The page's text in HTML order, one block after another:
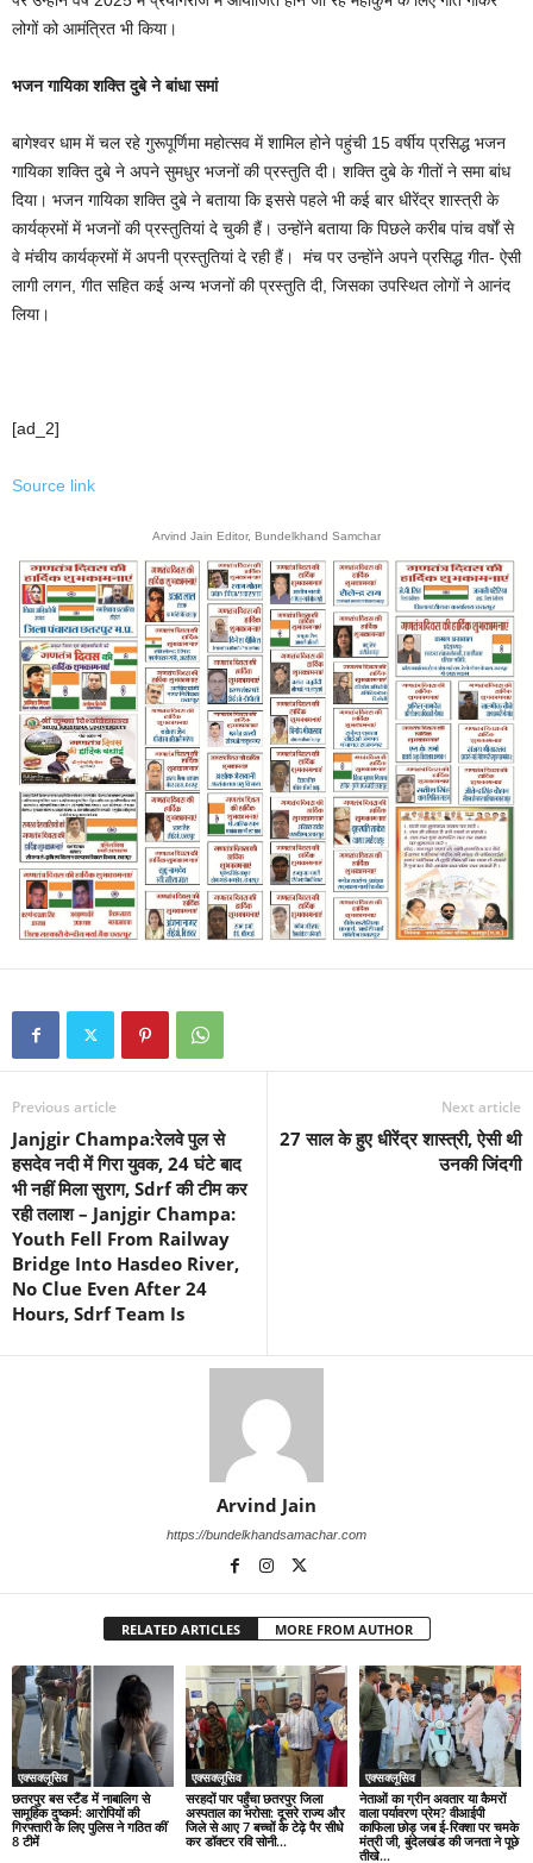
लोगों को आमंत्रित भी किया।
भजन गायिका शक्ति दुबे ने बांधा समां
बागेश्वर धाम में चल रहे गुरूपूर्णिमा महोत्सव में शामिल होने पहुंची 15 वर्षीय प्रसिद्ध भजन
गायिका शक्ति दुबे ने अपने सुमधुर भजनों की प्रस्तुति दी। शक्ति दुबे के गीतों ने समा बांध
दिया। भजन गायिका शक्ति दुबे ने बताया कि इससे पहले भी कई बार धीरेंद्र शास्त्री के
कार्यक्रमों में भजनों की प्रस्तुतियां दे चुकी हैं। उन्होंने बताया कि पिछले करीब पांच वर्षों से
वे मंचीय कार्यक्रमों में अपनी प्रस्तुतियां दे रही हैं। मंच पर उन्होंने अपने प्रसिद्ध गीत- ऐसी
लागी लगन, गीत सहित कई अन्य भजनों की प्रस्तुति दी, जिसका उपस्थित लोगों ने आनंद
लिया।
[ad_2]
Source link
Arvind Jain Editor, Bundelkhand Samchar
Previous article
Janjgir Champa:रेलवे पुल से
हसदेव नदी में गिरा युवक, 24 घंटे बाद
भी नहीं मिला सुराग, Sdrf की टीम कर
रही तलाश – Janjgir Champa:
Youth Fell From Railway
Bridge Into Hasdeo River,
No Clue Even After 24
Hours, Sdrf Team Is
Next article
27 साल के हुए धीरेंद्र शास्त्री, ऐसी थी
उनकी जिंदगी
Arvind Jain
https://bundelkhandsamachar.com
RELATED ARTICLES MORE FROM AUTHOR
एक्सक्लूसिव
छतरपुर बस स्टैंड में नाबालिग से
सामूहिक दुष्कर्म: आरोपियों की
गिरफ्तारी के लिए पुलिस ने गठित कीं
8 टीमें
एक्सक्लूसिव
सरहदों पार पहुँचा छतरपुर जिला
अस्पताल का भरोसा: दूसरे राज्य और
जिले से आए 7 बच्चों के टेढ़े पैर सीधे
कर डॉक्टर रवि सोनी...
एक्सक्लूसिव
नेताओं का ग्रीन अवतार या कैमरों
वाला पर्यावरण प्रेम? वीआईपी
काफिला छोड़ जब ई-रिक्शा पर चमके
मंत्री जी, बुंदेलखंड की जनता ने पूछे
तीखे...